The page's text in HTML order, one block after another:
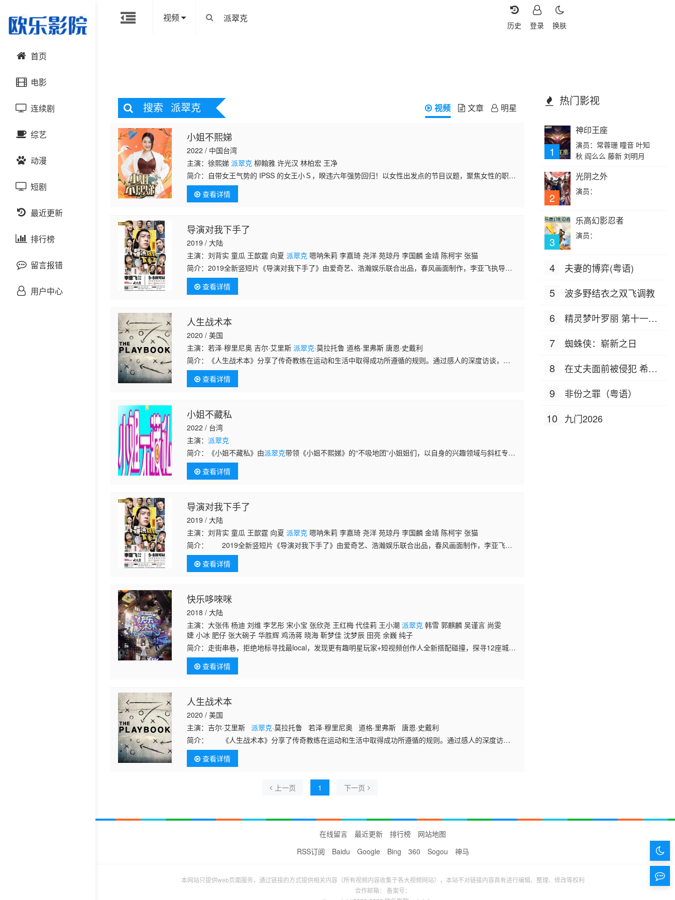
视频
换肤
登录
历史
首页
电影
动作片
喜剧片
爱情片
科幻片
恐怖片
剧情片
战争片
悬疑片
连续剧
国产剧
港台剧
日韩剧
欧美剧
泰国剧
综艺
大陆综艺
日韩综艺
港台综艺
欧美综艺
动漫
国产动漫
日韩动漫
欧美动漫
短剧
最近更新
排行榜
留言报错
用户中心
搜索 派翠克 视频 文章 明星
小姐不熙娣
2022 / 中国台湾
主演：徐熙娣派翠克 柳翰雅 许光汉 林柏宏 王净
简介： 自带女王气势的 IPSS 的女王小Ｓ，睽违六年强势回归！以女性出发点的节目议题，聚焦女性的职场
与生活感受。
查看详情
导演对我下手了
2019 / 大陆
主演：刘背实 童瓜 王歆霆 向夏派翠克 嗯呐朱莉 李嘉琦 尧洋 苑琼丹 李国麟 金靖 陈柯宇 张猫
简介：2019全新竖短片《导演对我下手了》由爱奇艺、浩瀚娱乐联合出品，春风画面制作，李亚飞执导，
刘背实、童瓜等领衔主演。该片每集5分钟，以单元形式呈现，展现古装、武侠、都市、爱情、青春、喜剧
等32个爆笑
查看详情
人生战术本
2020 / 美国
主演：若泽·穆里尼奥 吉尔·艾里斯派翠克·莫拉托鲁 道格·里弗斯 唐恩·史戴利
简介：
《人生战术本》分享了传奇教练在运动和生活中取得成功所遵循的规则。通过感人的深度访谈，每
位教练都透露了他们个人生活和职业生涯中的关键时刻，这些时刻最终帮助他们形成了自己的教练哲学。
这些著名教练包括洛
查看详情
小姐不藏私
2022 / 台湾
主演：派翠克
简介：
《小姐不藏私》由派翠克带领《小姐不熙娣》的“不吸地团”小姐姐们，以自身的兴趣领域与斜杠专业
介绍不藏私口袋名单，展现私底下不为人知的一面，带来最趣味的流行资讯！
查看详情
导演对我下手了
2019 / 大陆
主演：刘背实 童瓜 王歆霆 向夏派翠克 嗯呐朱莉 李嘉琦 尧洋 苑琼丹 李国麟 金靖 陈柯宇 张猫
简介：
2019全新竖短片《导演对我下手了》由爱奇艺、浩瀚娱乐联合出品，春风画面制作，李亚飞执
导，刘背实、童瓜等领衔主演。该片每集5分钟，以单元形式呈现，展现古装、武侠、都市、爱情、青春、
喜剧等32个爆笑
查看详情
快乐哆唻咪
2018 / 大陆
主演：大张伟 杨迪 刘维 李艺彤 宋小宝 张欣尧 王红梅 代佳莉 王小潮派翠克 韩雪 郭麒麟 吴谨言 尚雯
婕 小冰 肥仔 张大碗子 华胜辉 鸡汤蒋 晓海 靳梦佳 沈梦辰 田亮 余巍 纯子
简介：走街串巷，拒绝地标寻找最local，发现更有趣明星玩家+短视频创作人全新搭配碰撞，探寻12座城市
新标签，用短视频刷出全民生活热情！城市发现与短视频创作如何结合？嘉宾组合和打卡城市又会碰撞出
怎样的...查看详情
人生战术本
2020 / 美国
主演：吉尔·艾里斯派翠克·莫拉托鲁 若泽·穆里尼奥 道格·里弗斯 唐恩·史戴利
简介：
《人生战术本》分享了传奇教练在运动和生活中取得成功所遵循的规则。通过感人的深度访
谈，每位教练都透露了他们个人生活和职业生涯中的关键时刻，这些时刻最终帮助他们形成了自己的教练
哲学。这些著名教练包括洛杉矶快船队的博士·里弗斯；两届国际足联世界杯冠军教练吉尔·埃利斯（也是美
国足球史上获奖次数最多的教练）；超级联赛的何塞·穆里尼奥，史上最受赞誉的足球教练之一；塞雷娜·威
廉姆斯的著名网球教练帕特里克·莫拉托格鲁；名人堂篮球运动员兼教练唐·斯特丽。
查看详情
上一页 1 下一页
热门影视
1
神印王座
演员：常蓉珊 瞳音 叶知
秋 阎么么 藤新 刘明月
2
光阴之外
演员：
3
乐高幻影忍者
演员：
4 夫妻的博弈(粤语)
5 波多野结衣之双飞调教
6
精灵梦叶罗丽 第十一季
7 蜘蛛侠：崭新之日
8
在丈夫面前被侵犯 希岛
9 非份之罪（粤语）
10 九门2026
暗
色留
在线留言 最近更新 排行榜
网站地图
RSS订阅
Baidu Google Bing 360 Sogou 神马
本网站只提供web页面服务，通过链接的方式提供相关内容（所有视频内容收集于各大视频网站），本站不对链接内容具有进行编辑、整理、修改等权利
合作邮箱： 备案号：